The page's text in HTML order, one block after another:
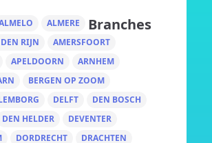
ALMERE
RIJN
AMERSFOORT
APELDOORN
ARNHEM
BERGEN OP ZOOM
DELFT
DEN BOSCH
DEN HELDER
DEVENTER
DORDRECHT
DRACHTEN
Branches